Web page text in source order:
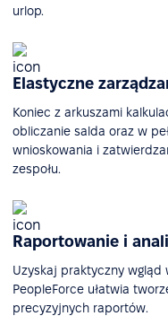
urlop.
Elastyczne
Koniec z arkuszami
obliczanie salda oraz w
wnioskowania i
zespołu.
Raportowanie i
Uzyskaj praktyczny wgląd
PeopleForce ułatwia
precyzyjnych raportów.